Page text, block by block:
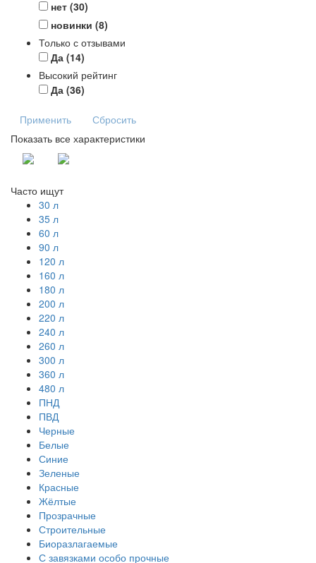
нет (30)
новинки (8)
Только с отзывами
Да (14)
Высокий рейтинг
Да (36)
Применить
Сбросить
Показать все характеристики
Часто ищут
30 л
35 л
60 л
90 л
120 л
160 л
180 л
200 л
220 л
240 л
260 л
300 л
360 л
480 л
ПНД
ПВД
Черные
Белые
Синие
Зеленые
Красные
Жёлтые
Прозрачные
Строительные
Биоразлагаемые
С завязками особо прочные